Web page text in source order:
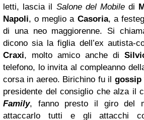
letti, lascia il Salone del Mobile di
Napoli, o meglio a Casoria, a
di una neo maggiorenne. Si
dicono sia la figlia dell’ex autista-
Craxi, molto amico anche di
telefono, lo invita al compleanno
corsa in aereo. Birichino fu il gossip
presidente del consiglio che alza il
Family, fanno presto il giro del
attaccarlo tutti e gli attacchi